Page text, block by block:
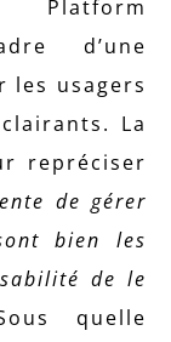
Platform
d’une
les usagers
La
repréciser
de gérer
bien les
de le
quelle